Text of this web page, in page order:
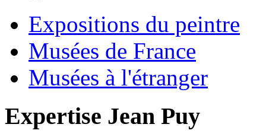
Expositions du peintre
Musées de France
Musées à l'étranger
Expertise Jean Puy